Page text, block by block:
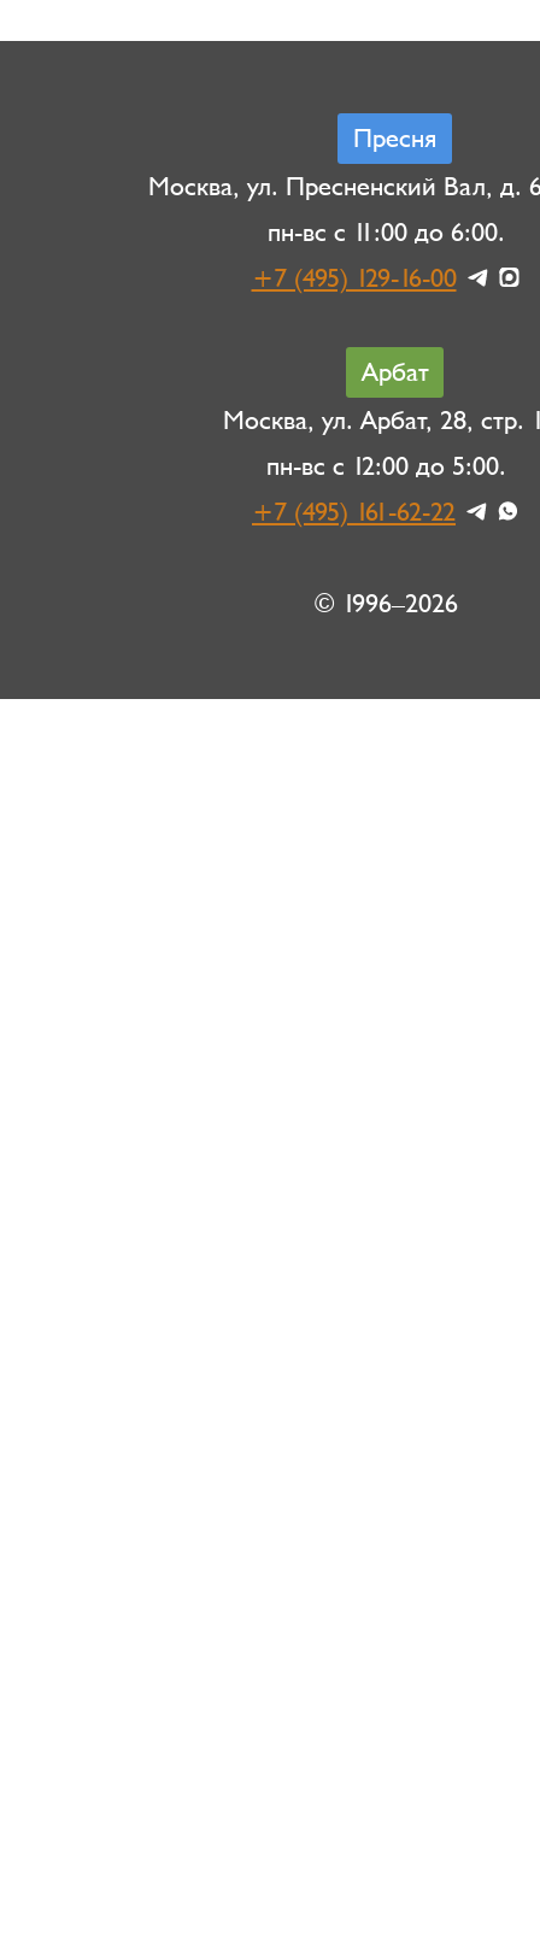
Пресня
Москва, ул. Пресненский Вал, д.
пн-вс с 11:00 до 6:00.
+7 (495) 129-16-00
Арбат
Москва, ул. Арбат, 28, стр.
пн-вс с 12:00 до 5:00.
+7 (495) 161-62-22
© 1996–2026